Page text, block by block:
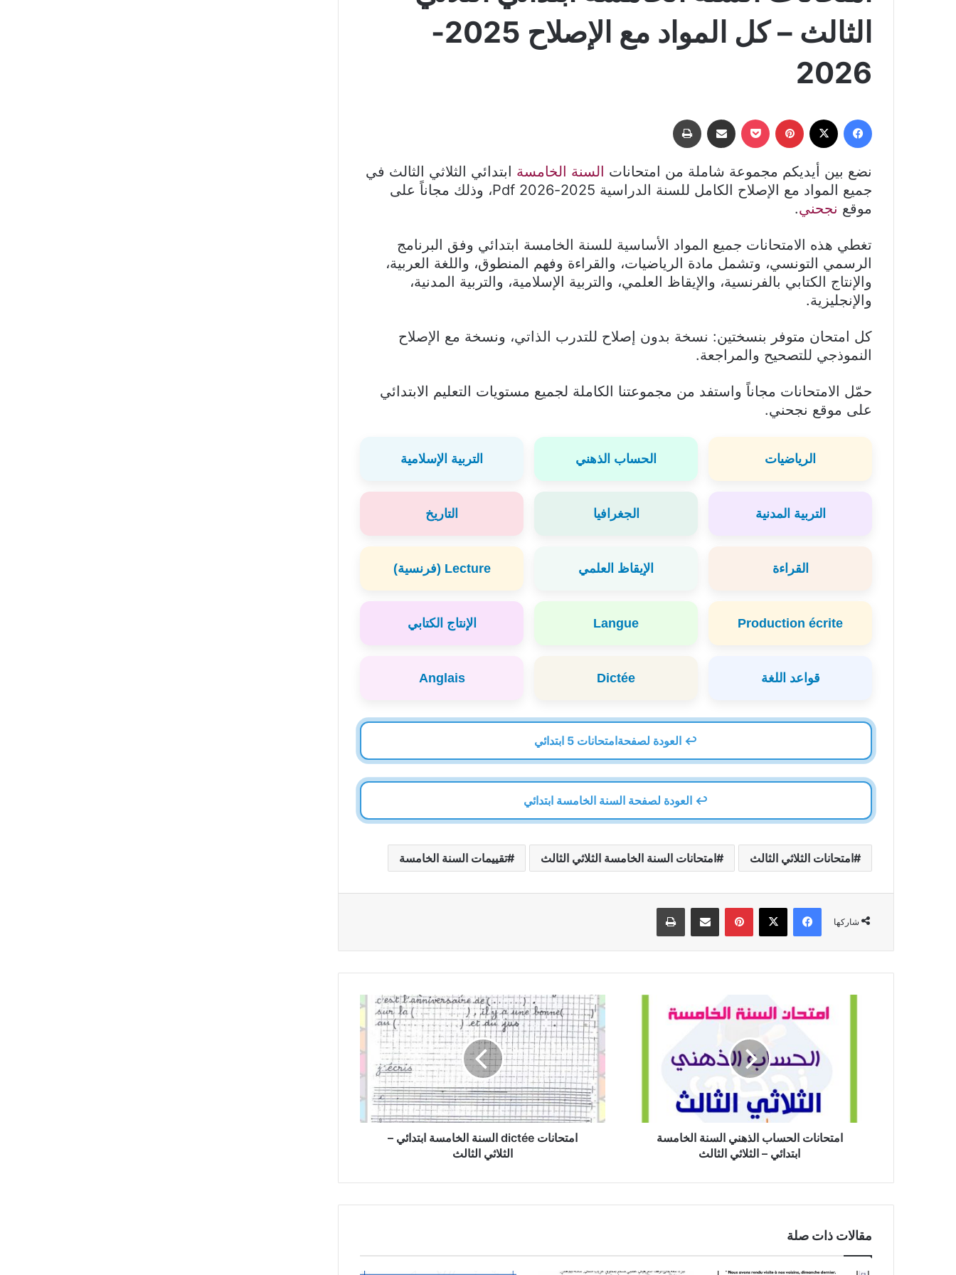
الثالث – كل المواد مع الإصلاح 2025-
2026
فيسبوك بينتيريست ‫Pocket مشاركة عبر البريد
نضع بين أيديكم مجموعة شاملة من امتحانات السنة الخامسة ابتدائي الثلاثي الثالث في
جميع المواد مع الإصلاح الكامل للسنة الدراسية 2025-2026 Pdf، وذلك مجاناً على
موقع نجحني.
تغطي هذه الامتحانات جميع المواد الأساسية للسنة الخامسة ابتدائي وفق البرنامج
الرسمي التونسي، وتشمل مادة الرياضيات، والقراءة وفهم المنطوق، واللغة العربية،
والإنتاج الكتابي بالفرنسية، والإيقاظ العلمي، والتربية الإسلامية، والتربية المدنية،
والإنجليزية.
كل امتحان متوفر بنسختين: نسخة بدون إصلاح للتدرب الذاتي، ونسخة مع الإصلاح
النموذجي للتصحيح والمراجعة.
حمّل الامتحانات مجاناً واستفد من مجموعتنا الكاملة لجميع مستويات التعليم الابتدائي
على موقع نجحني.
الرياضيات الحساب الذهني التربية الإسلامية
التربية المدنية الجغرافيا التاريخ
القراءة الإيقاظ العلمي Lecture (فرنسية)
Production écrite
Langue الإنتاج الكتابي
قواعد اللغة Dictée
Anglais
↩️ العودة لصفحةامتحانات 5 ابتدائي
↩️ العودة لصفحة السنة الخامسة ابتدائي
امتحانات الثلاثي الثالث امتحانات السنة الخامسة الثلاثي الثالث تقييمات السنة الخامسة
شاركها
فيسبوك ‫X بينتيريستمشاركة عبر البريد طباعة
الثالث
امتحانات الحساب الذهني السنة الخامسة
ابتدائي – الثلاثي الثالث
امتحانات
dictée
السنة
الخامسة
ابتدائي
–
الثلاثي
الثالث
امتحانات dictée السنة الخامسة ابتدائي –
الثلاثي الثالث
مقالات ذات صلة